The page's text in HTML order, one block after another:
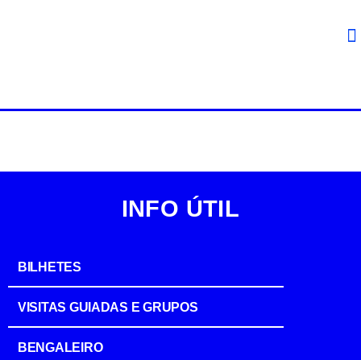
INFO ÚTIL
BILHETES
VISITAS GUIADAS E GRUPOS
BENGALEIRO